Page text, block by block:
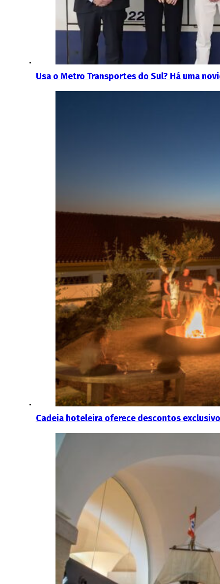
Usa o Metro Transportes do Sul? Há uma
Cadeia hoteleira oferece descontos